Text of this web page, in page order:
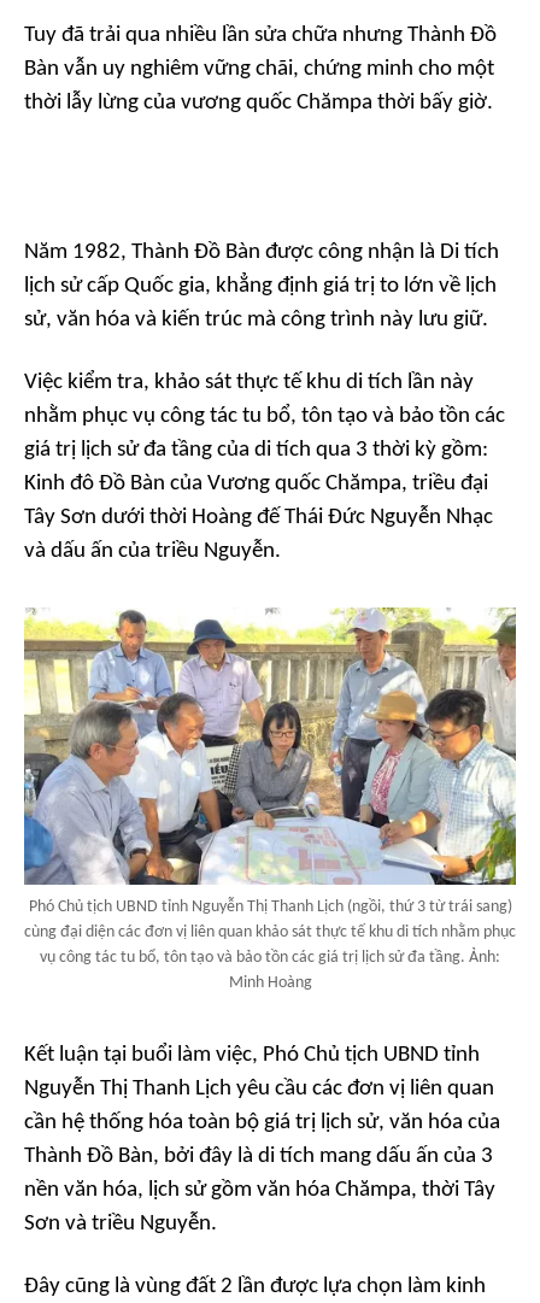
Tuy đã trải qua nhiều lần sửa chữa nhưng Thành Đồ
Bàn vẫn uy nghiêm vững chãi, chứng minh cho một
thời lẫy lừng của vương quốc Chămpa thời bấy giờ.
Năm 1982, Thành Đồ Bàn được công nhận là Di tích
lịch sử cấp Quốc gia, khẳng định giá trị to lớn về lịch
sử, văn hóa và kiến trúc mà công trình này lưu giữ.
Việc kiểm tra, khảo sát thực tế khu di tích lần này
nhằm phục vụ công tác tu bổ, tôn tạo và bảo tồn các
giá trị lịch sử đa tầng của di tích qua 3 thời kỳ gồm:
Kinh đô Đồ Bàn của Vương quốc Chămpa, triều đại
Tây Sơn dưới thời Hoàng đế Thái Đức Nguyễn Nhạc
và dấu ấn của triều Nguyễn.
Phó Chủ tịch UBND tỉnh Nguyễn Thị Thanh Lịch (ngồi, thứ 3 từ trái sang)
cùng đại diện các đơn vị liên quan khảo sát thực tế khu di tích nhằm phục
vụ công tác tu bổ, tôn tạo và bảo tồn các giá trị lịch sử đa tầng. Ảnh:
Minh Hoàng
Kết luận tại buổi làm việc, Phó Chủ tịch UBND tỉnh
Nguyễn Thị Thanh Lịch yêu cầu các đơn vị liên quan
cần hệ thống hóa toàn bộ giá trị lịch sử, văn hóa của
Thành Đồ Bàn, bởi đây là di tích mang dấu ấn của 3
nền văn hóa, lịch sử gồm văn hóa Chămpa, thời Tây
Sơn và triều Nguyễn.
Đây cũng là vùng đất 2 lần được lựa chọn làm kinh